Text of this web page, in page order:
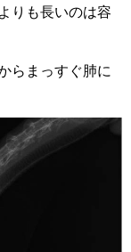
りも長いのは容
らまっすぐ肺に